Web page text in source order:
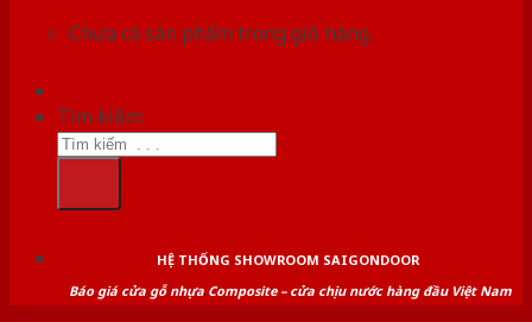
Chưa có sản phẩm trong giỏ hàng.
Tìm kiếm:
HỆ THỐNG SHOWROOM SAIGONDOOR
Báo giá cửa gỗ nhựa Composite – cửa chịu nước hàng đầu Việt Nam